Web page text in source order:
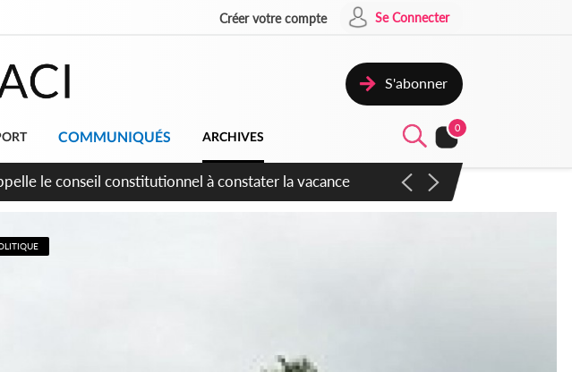
Créer votre compte Se Connecter
S'abonner
COMMUNIQUÉS ARCHIVES
0
les mouvements sauvages